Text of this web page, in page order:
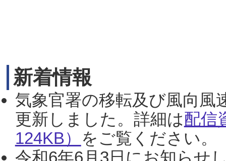
新着情報
気象官署の移転及び風向風
更新しました。詳細は配信
124KB） をご覧ください。
令和6年6月3日にお知らせ